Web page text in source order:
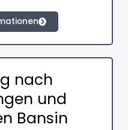
nach
und
Bansin